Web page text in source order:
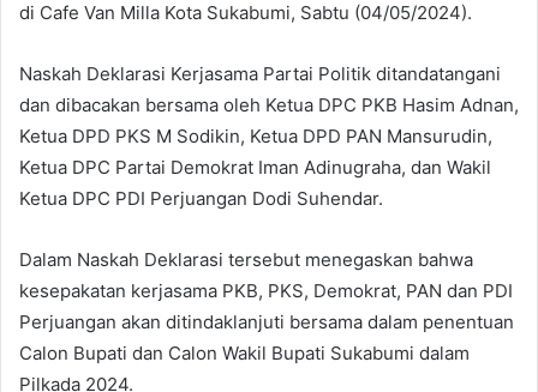
di Cafe Van Milla Kota Sukabumi, Sabtu (04/05/2024).
Naskah Deklarasi Kerjasama Partai Politik ditandatangani
dan dibacakan bersama oleh Ketua DPC PKB Hasim Adnan,
Ketua DPD PKS M Sodikin, Ketua DPD PAN Mansurudin,
Ketua DPC Partai Demokrat Iman Adinugraha, dan Wakil
Ketua DPC PDI Perjuangan Dodi Suhendar.
Dalam Naskah Deklarasi tersebut menegaskan bahwa
kesepakatan kerjasama PKB, PKS, Demokrat, PAN dan PDI
Perjuangan akan ditindaklanjuti bersama dalam penentuan
Calon Bupati dan Calon Wakil Bupati Sukabumi dalam
Pilkada 2024.